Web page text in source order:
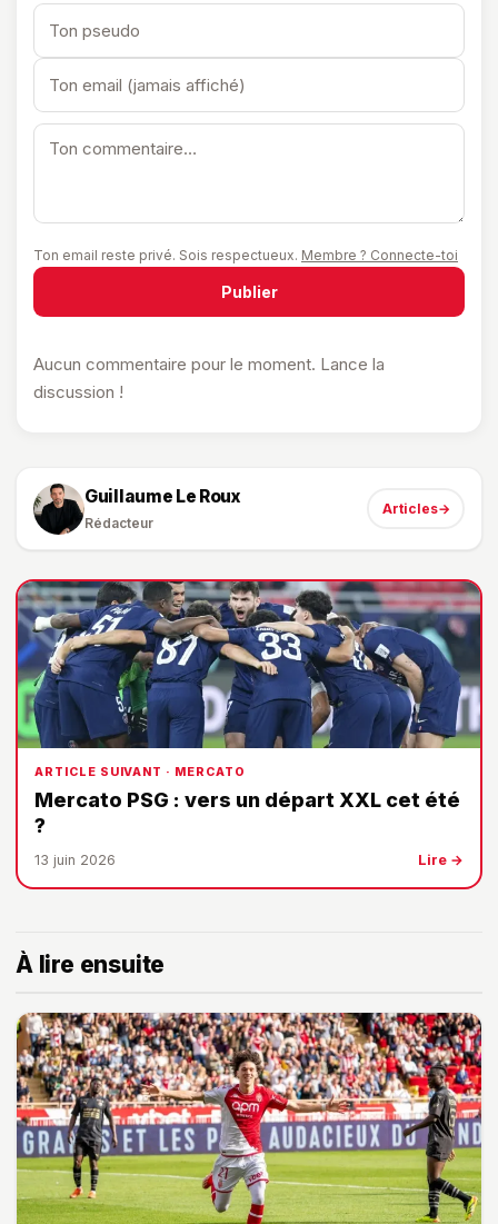
Ton email reste privé. Sois respectueux. Membre ? Connecte-toi
Publier
Aucun commentaire pour le moment. Lance la
discussion !
Guillaume Le Roux
Rédacteur
Articles→
ARTICLE SUIVANT · MERCATO
Mercato PSG : vers un départ XXL cet été
?
13 juin 2026 Lire →
À lire ensuite